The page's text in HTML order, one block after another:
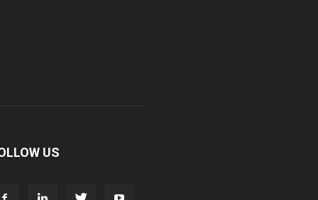
Savior Pvt Ltd
Divine Pharma
US